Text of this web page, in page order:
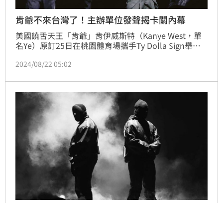
肯爺不來台灣了！主辦單位發聲揭卡關內幕
美國饒舌天王「肯爺」肯伊威斯特（Kanye West，單
名Ye）原訂25日在桃園體育場攜手Ty Dolla $ign舉辦
日1分鐘就搶光光。不料，開唱前4天卻傳出活動取消。
2024/08/22 05:02